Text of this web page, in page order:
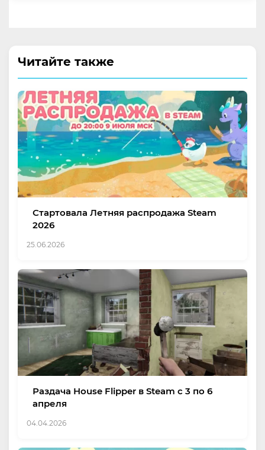
Читайте также
Стартовала Летняя распродажа Steam
2026
25.06.2026
Раздача House Flipper в Steam с 3 по 6
апреля
04.04.2026